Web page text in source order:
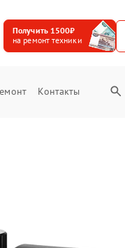
Получить 1500₽
на ремонт техники
Контакты